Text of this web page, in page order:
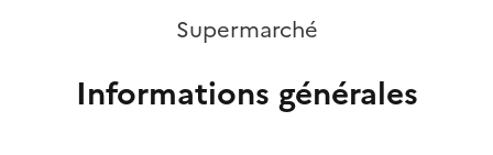
Supermarché
Informations générales